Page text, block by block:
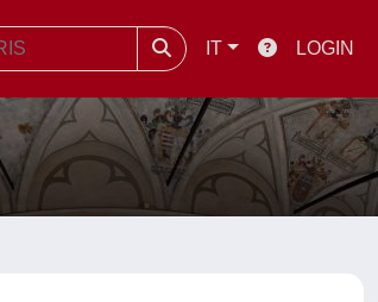
IT LOGIN